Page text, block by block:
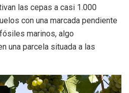
las cepas a casi 1.000
con una marcada pendiente
marinos, algo
una parcela situada a las